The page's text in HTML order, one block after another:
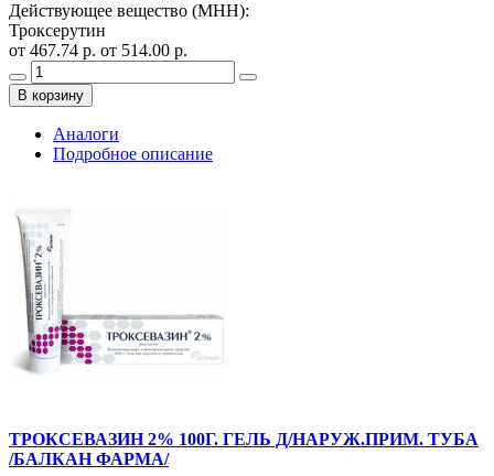
Действующее вещество (МНН):
Троксерутин
от 467.74 р. от 514.00 р.
В корзину
Аналоги
Подробное описание
ТРОКСЕВАЗИН 2% 100Г. ГЕЛЬ Д/НАРУЖ.ПРИМ. ТУБА
/БАЛКАН ФАРМА/